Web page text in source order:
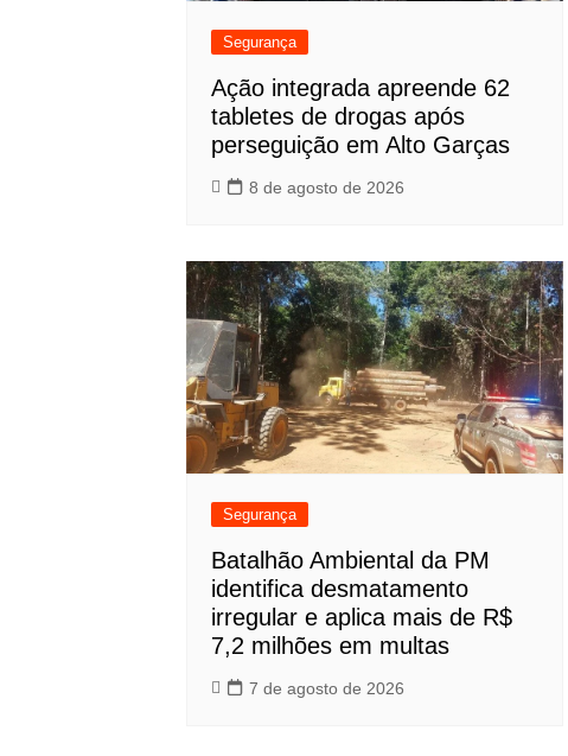
Segurança
Ação integrada apreende 62
tabletes de drogas após
perseguição em Alto Garças
8 de agosto de 2026
Segurança
Batalhão Ambiental da PM
identifica desmatamento
irregular e aplica mais de R$
7,2 milhões em multas
7 de agosto de 2026